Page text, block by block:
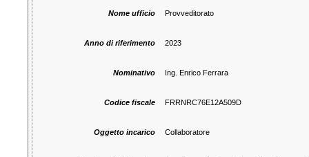
Nome ufficio Provveditorato
Anno di riferimento 2023
Nominativo Ing. Enrico Ferrara
Codice fiscale FRRNRC76E12A509D
Oggetto incarico Collaboratore